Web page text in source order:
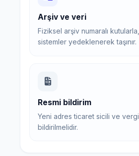
Arşiv ve veri
Fiziksel arşiv numaralı
sistemler yedeklenerek taşınır.
Resmi bildirim
Yeni adres ticaret sicili ve
bildirilmelidir.